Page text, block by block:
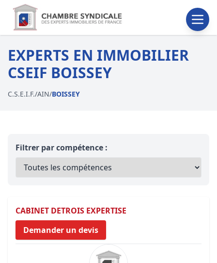
EXPERTS EN IMMOBILIER
CSEIF BOISSEY
C.S.E.I.F./AIN/BOISSEY
Filtrer par compétence :
CABINET DETROIS EXPERTISE
Demander un devis